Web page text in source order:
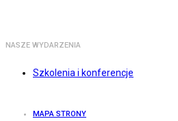
NASZE WYDARZENIA
Szkolenia i konferencje
MAPA STRONY